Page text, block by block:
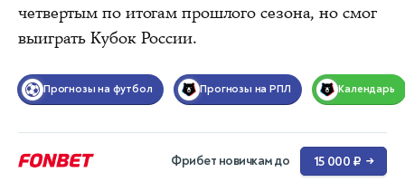
четвертым по итогам прошлого сезона, но смог
выиграть Кубок России.
Прогнозы на футбол Прогнозы на РПЛ Календарь
Фрибет новичкам до 15 000 ₽ →